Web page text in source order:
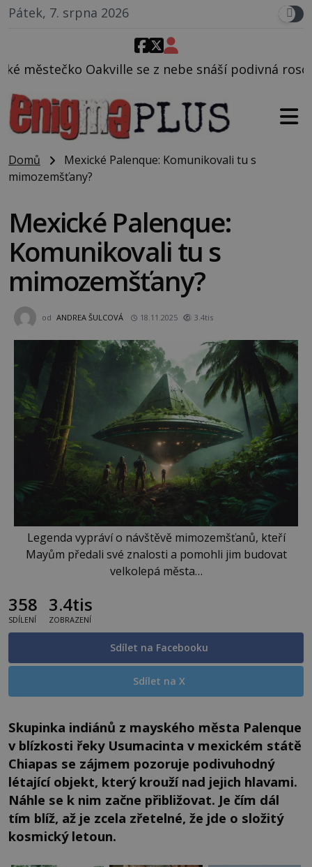
Pátek, 7. srpna 2026
se z nebe snáší podivná rosolovitá látka
Domů
Mexické Palenque: Komunikovali tu s
mimozemšťany?
Mexické Palenque:
Komunikovali tu s
mimozemšťany?
od ANDREA ŠULCOVÁ 18.11.2025 3.4tis
Legenda vypráví o návštěvě mimozemšťanů, kteří
Mayům předali své znalosti a pomohli jim budovat
velkolepá města…
358
SDÍLENÍ
3.4tis
ZOBRAZENÍ
Sdílet na Facebooku
Sdílet na X
Skupinka indiánů z mayského města Palenque
v blízkosti řeky Usumacinta v mexickém státě
Chiapas se zájmem pozoruje podivuhodný
létající objekt, který krouží nad jejich hlavami.
Náhle se k nim začne přibližovat. Je čím dál
tím blíž, až je zcela zřetelné, že jde o složitý
kosmický letoun.